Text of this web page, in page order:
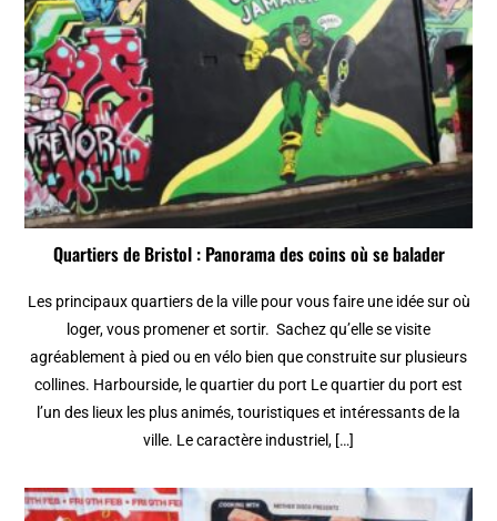
Quartiers de Bristol : Panorama des coins où se balader
Les principaux quartiers de la ville pour vous faire une idée sur où
loger, vous promener et sortir. Sachez qu’elle se visite
agréablement à pied ou en vélo bien que construite sur plusieurs
collines. Harbourside, le quartier du port Le quartier du port est
l’un des lieux les plus animés, touristiques et intéressants de la
ville. Le caractère industriel, […]